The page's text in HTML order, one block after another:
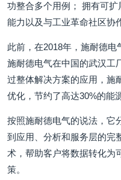
功整合多个用例； 拥有可
能力以及与工业革命社区协
此前，在2018年，施耐德电
施耐德电气在中国的武汉工
过整体解决方案的应用，施
优化，节约了高达30%的能
按照施耐德电气的说法，它
到应用、分析和服务层的完
术，帮助客户将数据转化为
策。